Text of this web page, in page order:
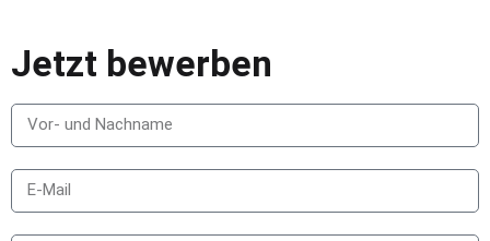
Jetzt bewerben